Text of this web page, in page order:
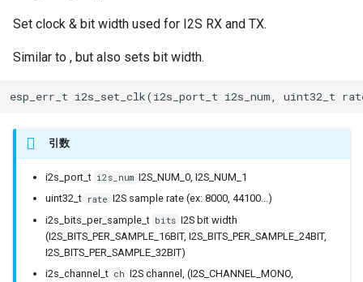
Set clock & bit width used for I2S RX and TX.
Similar to , but also sets bit width.
esp_err_t i2s_set_clk(i2s_port_t i2s_num, uint32_t
引数
i2s_port_t i2s_num I2S_NUM_0, I2S_NUM_1
uint32_t rate I2S sample rate (ex: 8000, 44100...)
i2s_bits_per_sample_t bits I2S bit width
(I2S_BITS_PER_SAMPLE_16BIT, I2S_BITS_PER_SAMPLE_24BIT,
I2S_BITS_PER_SAMPLE_32BIT)
i2s_channel_t ch I2S channel, (I2S_CHANNEL_MONO,